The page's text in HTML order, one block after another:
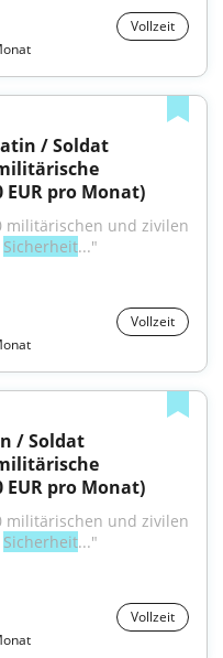
Vollzeit
/ Soldat
EUR pro Monat)
militärischen und zivilen
Sicherheit..."
Vollzeit
/ Soldat
EUR pro Monat)
militärischen und zivilen
Sicherheit..."
Vollzeit